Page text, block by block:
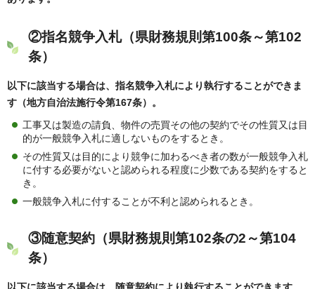
②指名競争入札（県財務規則第100条～第102
条）
以下に該当する場合は、指名競争入札により執行することができま
す（地方自治法施行令第167条）。
工事又は製造の請負、物件の売買その他の契約でその性質又は目
的が一般競争入札に適しないものをするとき。
その性質又は目的により競争に加わるべき者の数が一般競争入札
に付する必要がないと認められる程度に少数である契約をすると
き。
一般競争入札に付することが不利と認められるとき。
③随意契約（県財務規則第102条の2～第104
条）